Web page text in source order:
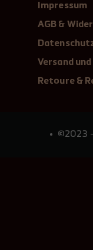
Impressum
AGB &
Versand
Retoure &
©2023